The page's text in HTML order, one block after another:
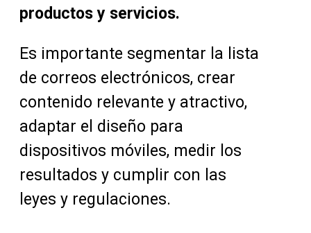
productos y servicios.
Es importante segmentar la lista
de correos electrónicos, crear
contenido relevante y atractivo,
adaptar el diseño para
dispositivos móviles, medir los
resultados y cumplir con las
leyes y regulaciones.